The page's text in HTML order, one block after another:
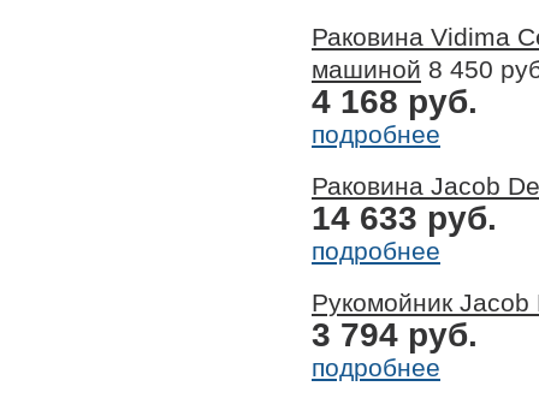
Раковина Vidima
машиной 8 450
4 168 руб.
подробнее
Раковина Jacob
14 633 руб.
подробнее
Рукомойник
3 794 руб.
подробнее